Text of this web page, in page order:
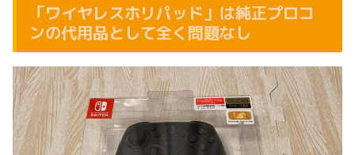
「ワイヤレスホリパッド」は純正プロコ
ンの代用品として全く問題なし